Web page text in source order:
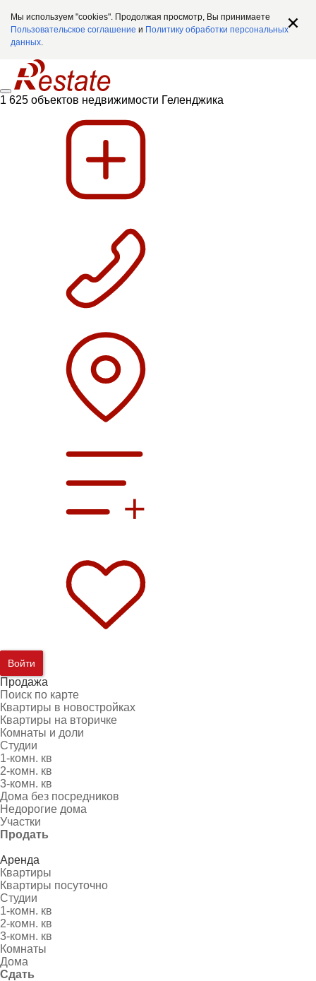
Мы используем "cookies". Продолжая просмотр, Вы принимаете
Пользовательское соглашение и Политику обработки персональных
данных.
1 625 объектов недвижимости Геленджика
Войти
Продажа
Поиск по карте
Квартиры в новостройках
Квартиры на вторичке
Комнаты и доли
Студии
1-комн. кв
2-комн. кв
3-комн. кв
Дома без посредников
Недорогие дома
Участки
Продать
Аренда
Квартиры
Квартиры посуточно
Студии
1-комн. кв
2-комн. кв
3-комн. кв
Комнаты
Дома
Сдать